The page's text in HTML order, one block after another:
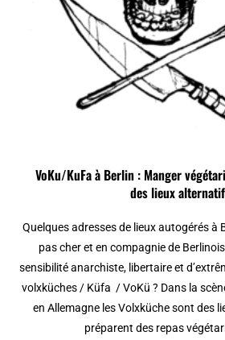
VoKu/KuFa à Berlin : Manger
des lieux
Quelques adresses de lieux autogérés à
pas cher et en compagnie de
sensibilité anarchiste, libertaire et
volxküches / Küfa / VoKü ? Dans la
en Allemagne les Volxküche sont des
préparent des repas